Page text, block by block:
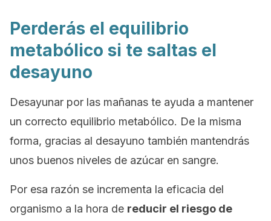
Perderás el equilibrio
metabólico si te saltas el
desayuno
Desayunar por las mañanas te ayuda a mantener
un correcto equilibrio metabólico. De la misma
forma, gracias al desayuno también mantendrás
unos buenos niveles de azúcar en sangre.
Por esa razón se incrementa la eficacia del
organismo a la hora de reducir el riesgo de